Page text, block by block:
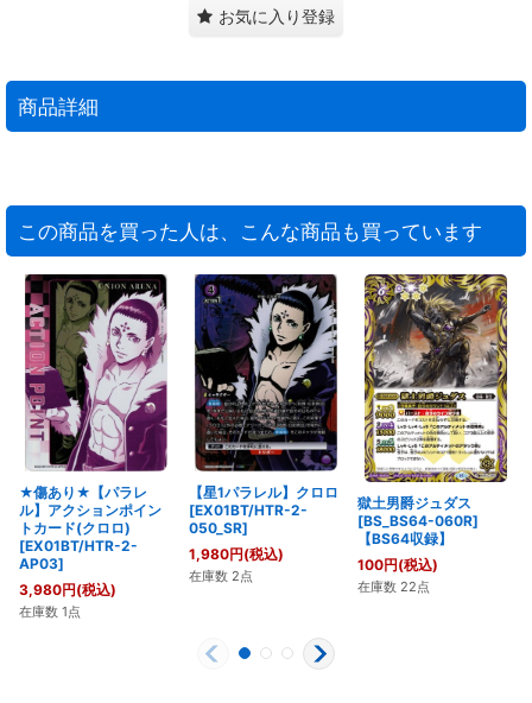
お気に入り登録
商品詳細
この商品を買った人は、こんな商品も買っています
★傷あり★【パラレ
ル】アクションポイン
トカード(クロロ)
[EX01BT/HTR-2-
AP03]
3,980円(税込)
在庫数 1点
【星1パラレル】クロロ
[EX01BT/HTR-2-
050_SR]
1,980円(税込)
在庫数 2点
獄土男爵ジュダス
[BS_BS64-060R]
【BS64収録】
100円(税込)
在庫数 22点